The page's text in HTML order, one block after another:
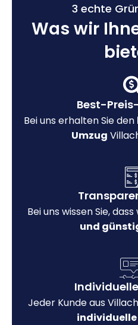
3 echte
Was wir
Best-
Bei uns erhalten Sie den
Umzug
Bei uns wissen Sie, dass
und
Jeder Kunde aus